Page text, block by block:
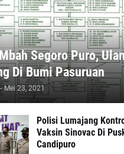
Segoro Puro,
Di Bumi Pasuruan
- Mei 23, 2021
Polisi Lumajang
Vaksin Sinovac Di
Candipuro